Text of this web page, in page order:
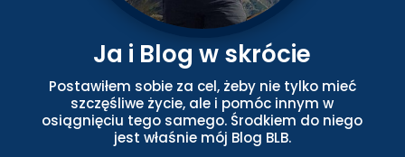
Ja i Blog w skrócie
Postawiłem sobie za cel, żeby nie tylko mieć
szczęśliwe życie, ale i pomóc innym w
osiągnięciu tego samego. Środkiem do niego
jest właśnie mój Blog BLB.